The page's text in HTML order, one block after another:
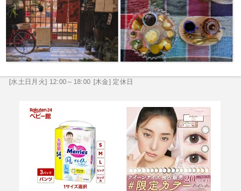
[水土日月火] 12:00～18:00 [木金] 定休日